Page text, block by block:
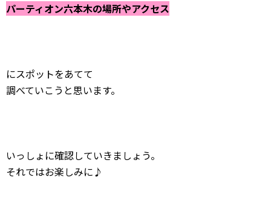
パーティオン六本木の場所やアクセス
にスポットをあてて
調べていこうと思います。
いっしょに確認していきましょう。
それではお楽しみに♪